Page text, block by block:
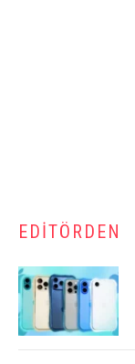
EDITÖRDEN